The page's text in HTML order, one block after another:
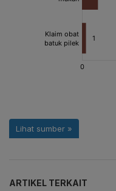
ARTIKEL TERKAIT